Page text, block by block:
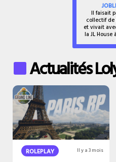
Il faisait
collectif de
et vivait
la JL House
Actualités
ROLEPLAY Il y a 3 mois